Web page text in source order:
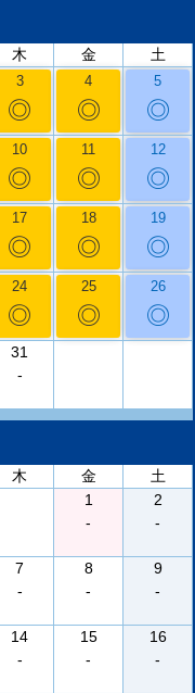
木 金 土
3
◎
4
◎
5
◎
10
◎
11
◎
12
◎
17
◎
18
◎
19
◎
24
◎
25
◎
26
◎
31
-
木 金
土
1
-
2
-
7
-
8
-
9
-
14
-
15
-
16
-